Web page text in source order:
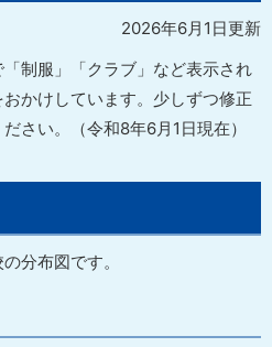
2026年6月1日更新
制服」「クラブ」など表示され
かけしています。少しずつ修正
さい。（令和8年6月1日現在）
分布図です。